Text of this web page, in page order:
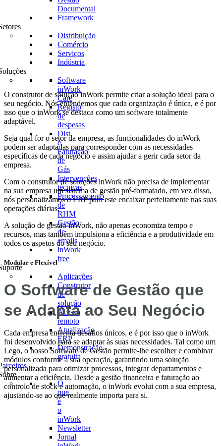
Documental
Framework
Distribuição
Comércio
Serviços
Indústria
Software
inWork
Care
Registo
de
despesas
Dist.
e
Faturação
de
Gás
Intervenções
técnicas
Processamento
de
RHM
Gestão
de
emails
inWork
free
Aplicações
Construtor
de
solução
Acesso
remoto
Atualização
ERP
Demonstração
gratuita
O
que
é
o
inWork
Newsletter
Jornal
O construtor de solução inWork permite criar a solução ideal para o
seu negócio. Nós entendemos que cada organização é única, e é por
isso que o inWork se destaca como um software totalmente
adaptável.
Seja qual for o setor da empresa, as funcionalidades do inWork
podem ser adaptadas para corresponder com as necessidades
específicas de cada negócio e assim ajudar a gerir cada setor da
empresa.
Com o construtor de soluções inWork não precisa de implementar
na sua empresa um sistema de gestão pré-formatado, em vez disso,
nós personalizamos o ERP para este encaixar perfeitamente nas suas
operações diárias.
A solução de gestão inWork, não apenas economiza tempo e
recursos, mas também impulsiona a eficiência e a produtividade em
todos os aspetos do seu negócio.
Modular e Flexível
O Software de Gestão que
se Adapta ao Seu Negócio
Cada empresa enfrenta desafios únicos, e é por isso que o inWork
foi desenvolvido para se adaptar às suas necessidades. Tal como um
Lego, o nosso Software de Gestão permite-lhe escolher e combinar
módulos conforme a sua operação, garantindo uma solução
personalizada para otimizar processos, integrar departamentos e
aumentar a eficiência. Desde a gestão financeira e faturação ao
controlo de stock e automação, o inWork evolui com a sua empresa,
ajustando-se ao que realmente importa para si.